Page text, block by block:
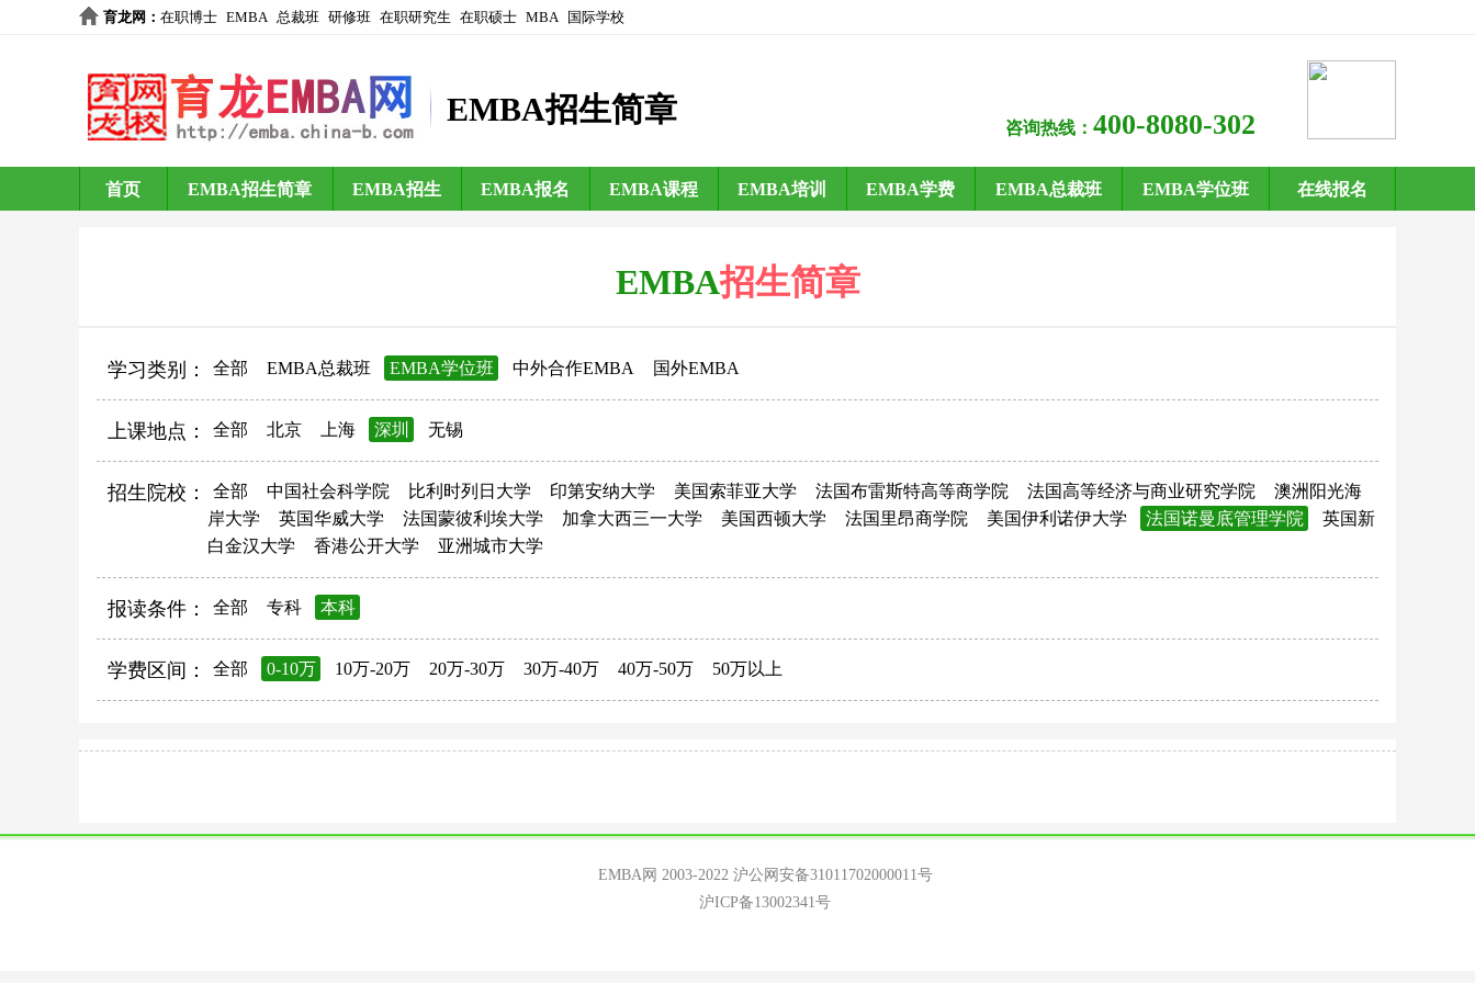
育龙网 ： 在职博士 EMBA 总裁班 研修班 在职研究生 在职硕士 MBA 国际学校
EMBA招生简章
咨询热线： 400-8080-302
首页 EMBA招生简章 EMBA招生 EMBA报名 EMBA课程 EMBA培训 EMBA学费 EMBA总裁班 EMBA学位班 在线报名
EMBA招生简章
学习类别： 全部 EMBA总裁班 EMBA学位班 中外合作EMBA 国外EMBA
上课地点： 全部 北京 上海 深圳 无锡
招生院校： 全部 中国社会科学院 比利时列日大学 印第安纳大学 美国索菲亚大学 法国布雷斯特高等商学院 法国高等经济与商业研究学院
澳洲阳光海
岸大学
英国华威大学 法国蒙彼利埃大学 加拿大西三一大学 美国西顿大学 法国里昂商学院 美国伊利诺伊大学 法国诺曼底管理学院
英国新
白金汉大学
香港公开大学 亚洲城市大学
报读条件： 全部 专科 本科
学费区间： 全部 0-10万 10万-20万 20万-30万 30万-40万 40万-50万 50万以上
EMBA网 2003-2022 沪公网安备31011702000011号
沪ICP备13002341号